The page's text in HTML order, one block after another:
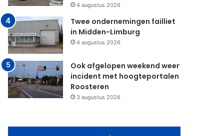
4 augustus 2026
Twee ondernemingen failliet
in Midden-Limburg
4 augustus 2026
Ook afgelopen weekend weer
incident met hoogteportalen
Roosteren
3 augustus 2026